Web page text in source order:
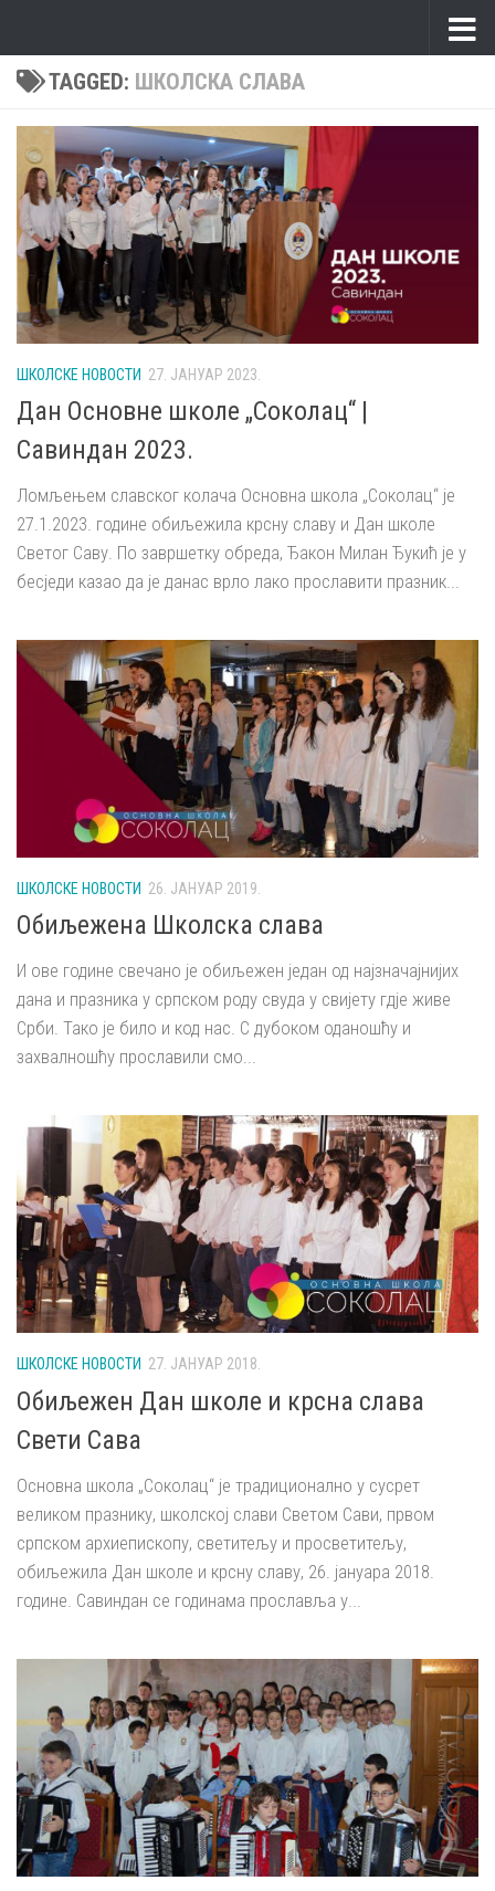
TAGGED: ШКОЛСКА СЛАВА
ШКОЛСКЕ НОВОСТИ 27. ЈАНУАР 2023.
Дан Основне школе „Соколац“ |
Савиндан 2023.
Ломљењем славског колача Основна школа „Соколац“ је
27.1.2023. године обиљежила крсну славу и Дан школе
Светог Саву. По завршетку обреда, Ђакон Милан Ђукић је у
бесједи казао да је данас врло лако прославити празник...
ШКОЛСКЕ НОВОСТИ 26. ЈАНУАР 2019.
Обиљежена Школска слава
И ове године свечано је обиљежен један од најзначајнијих
дана и празника у српском роду свуда у свијету гдје живе
Срби. Тако је било и код нас. С дубоком оданошћу и
захвалношћу прославили смо...
ШКОЛСКЕ НОВОСТИ 27. ЈАНУАР 2018.
Обиљежен Дан школе и крсна слава
Свети Сава
Основна школа „Соколац“ је традиционално у сусрет
великом празнику, школској слави Светом Сави, првом
српском архиепископу, светитељу и просветитељу,
обиљежила Дан школе и крсну славу, 26. јануара 2018.
године. Савиндан се годинама прославља у...